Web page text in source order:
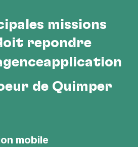
missions
répondre
de Quimper
mobile